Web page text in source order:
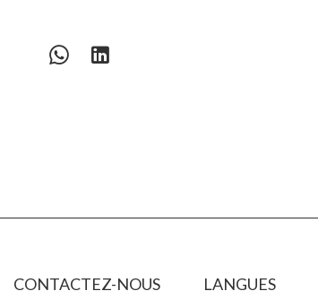
CONTACTEZ-NOUS LANGUES